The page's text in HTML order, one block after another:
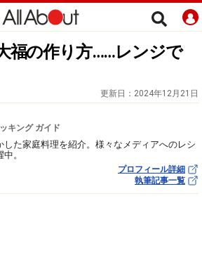
福の作り方……レンジで
更新日： 2024年12月21日
キング ガイド
した家庭料理を紹介。様々なメディアへのレシ
。
プロフィール詳細
執筆記事一覧